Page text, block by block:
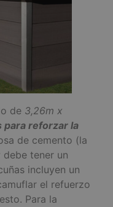
de 3,26m x
para reforzar la
de cemento (la
tener un
incluyen un
el refuerzo
Para la